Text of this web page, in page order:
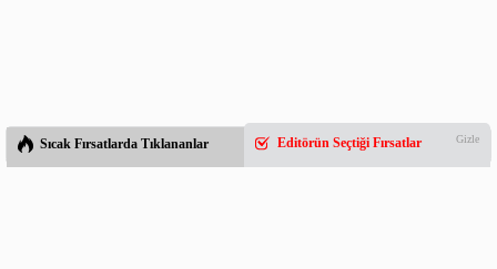
Sıcak Fırsatlarda Tıklananlar Editörün Seçtiği Fırsatlar Gizle